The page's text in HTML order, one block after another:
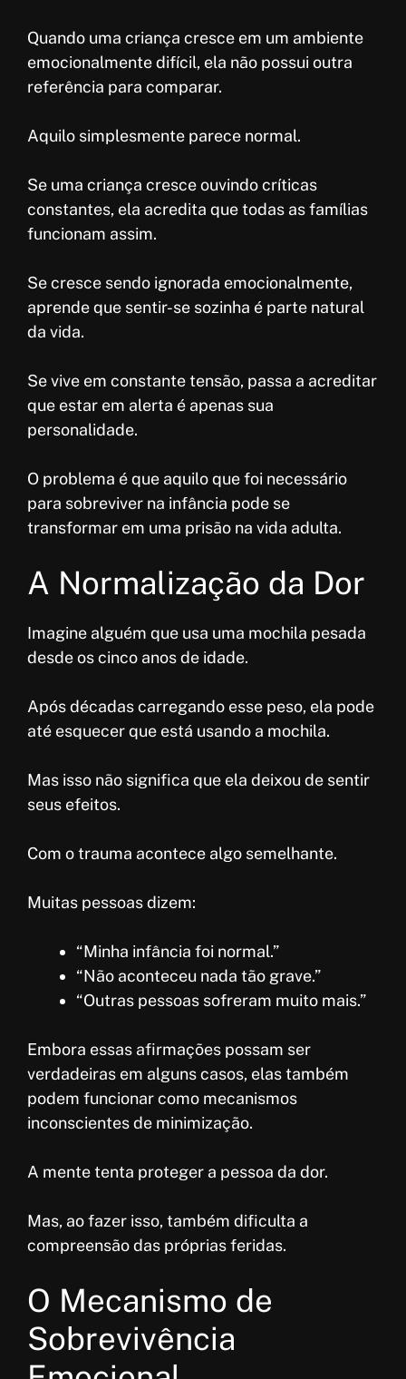
Quando uma criança cresce em um ambiente
emocionalmente difícil, ela não possui outra
referência para comparar.
Aquilo simplesmente parece normal.
Se uma criança cresce ouvindo críticas
constantes, ela acredita que todas as famílias
funcionam assim.
Se cresce sendo ignorada emocionalmente,
aprende que sentir-se sozinha é parte natural
da vida.
Se vive em constante tensão, passa a acreditar
que estar em alerta é apenas sua
personalidade.
O problema é que aquilo que foi necessário
para sobreviver na infância pode se
transformar em uma prisão na vida adulta.
A Normalização da Dor
Imagine alguém que usa uma mochila pesada
desde os cinco anos de idade.
Após décadas carregando esse peso, ela pode
até esquecer que está usando a mochila.
Mas isso não significa que ela deixou de sentir
seus efeitos.
Com o trauma acontece algo semelhante.
Muitas pessoas dizem:
“Minha infância foi normal.”
“Não aconteceu nada tão grave.”
“Outras pessoas sofreram muito mais.”
Embora essas afirmações possam ser
verdadeiras em alguns casos, elas também
podem funcionar como mecanismos
inconscientes de minimização.
A mente tenta proteger a pessoa da dor.
Mas, ao fazer isso, também dificulta a
compreensão das próprias feridas.
O Mecanismo de
Sobrevivência